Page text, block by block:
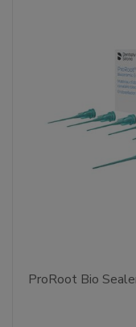
ProRoot Bio